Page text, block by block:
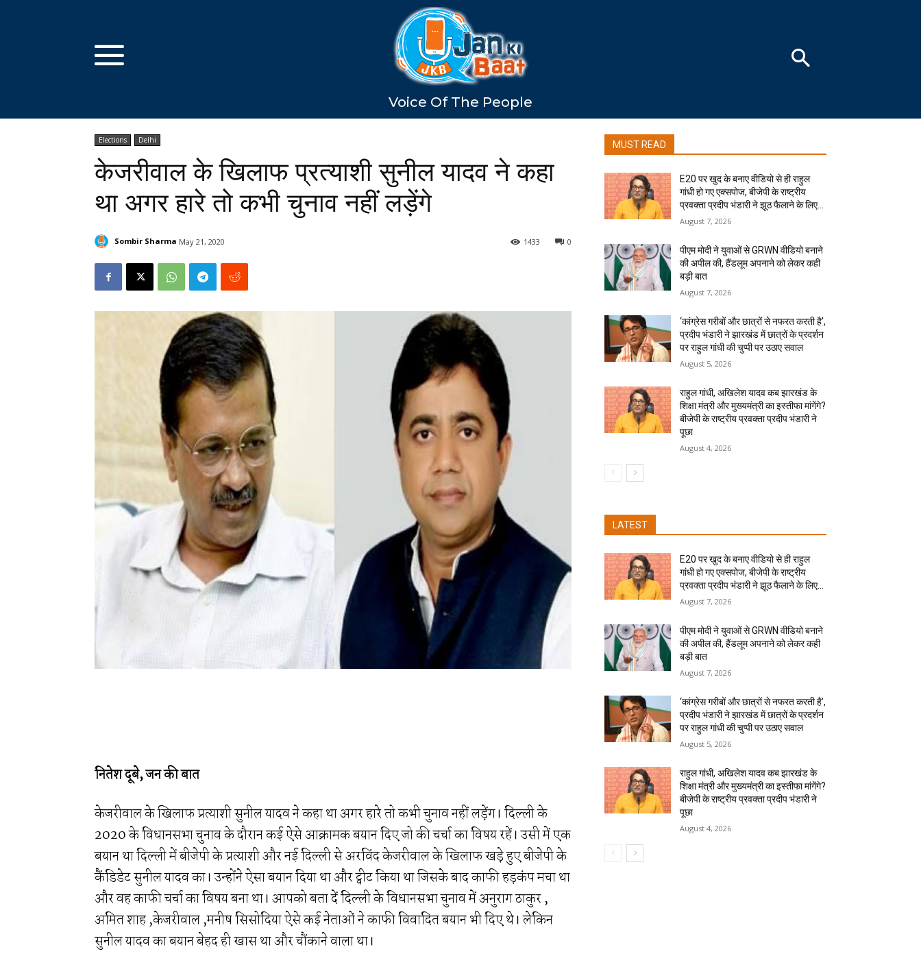
Voice Of The People
Elections Delhi
केजरीवाल के खिलाफ प्रत्याशी सुनील यादव ने कहा
था अगर हारे तो कभी चुनाव नहीं लड़ेंगे
Sombir Sharma May 21, 2020 0
1433
नितेश दूबे, जन की बात
केजरीवाल के खिलाफ प्रत्याशी सुनील यादव ने कहा था अगर हारे तो कभी चुनाव नहीं लड़ेंग। दिल्ली के
2020 के विधानसभा चुनाव के दौरान कई ऐसे आक्रामक बयान दिए जो की चर्चा का विषय रहें। उसी में एक
बयान था दिल्ली में बीजेपी के प्रत्याशी और नई दिल्ली से अरविंद केजरीवाल के खिलाफ खड़े हुए बीजेपी के
कैंडिडेट सुनील यादव का। उन्होंने ऐसा बयान दिया था और ट्वीट किया था जिसके बाद काफी हड़कंप मचा था
और वह काफी चर्चा का विषय बना था। आपको बता दें दिल्ली के विधानसभा चुनाव में अनुराग ठाकुर ,
अमित शाह ,केजरीवाल ,मनीष सिसोदिया ऐसे कई नेताओं ने काफी विवादित बयान भी दिए थे। लेकिन
सुनील यादव का बयान बेहद ही खास था और चौंकाने वाला था।
MUST READ
E20 पर खुद के बनाए वीडियो से ही राहुल
गांधी हो गए एक्सपोज, बीजेपी के राष्ट्रीय
प्रवक्ता प्रदीप भंडारी ने झूठ फैलाने के लिए...
August 7, 2026
पीएम मोदी ने युवाओं से GRWN वीडियो बनाने
की अपील की, हैंडलूम अपनाने को लेकर कही
बड़ी बात
August 7, 2026
‘कांग्रेस गरीबों और छात्रों से नफरत करती है’,
प्रदीप भंडारी ने झारखंड में छात्रों के प्रदर्शन
पर राहुल गांधी की चुप्पी पर उठाए सवाल
August 5, 2026
राहुल गांधी, अखिलेश यादव कब झारखंड के
शिक्षा मंत्री और मुख्यमंत्री का इस्तीफा मांगेंगे?
बीजेपी के राष्ट्रीय प्रवक्ता प्रदीप भंडारी ने
पूछा
August 4, 2026
LATEST
E20 पर खुद के बनाए वीडियो से ही राहुल
गांधी हो गए एक्सपोज, बीजेपी के राष्ट्रीय
प्रवक्ता प्रदीप भंडारी ने झूठ फैलाने के लिए...
August 7, 2026
पीएम मोदी ने युवाओं से GRWN वीडियो बनाने
की अपील की, हैंडलूम अपनाने को लेकर कही
बड़ी बात
August 7, 2026
‘कांग्रेस गरीबों और छात्रों से नफरत करती है’,
प्रदीप भंडारी ने झारखंड में छात्रों के प्रदर्शन
पर राहुल गांधी की चुप्पी पर उठाए सवाल
August 5, 2026
राहुल गांधी, अखिलेश यादव कब झारखंड के
शिक्षा मंत्री और मुख्यमंत्री का इस्तीफा मांगेंगे?
बीजेपी के राष्ट्रीय प्रवक्ता प्रदीप भंडारी ने
पूछा
August 4, 2026